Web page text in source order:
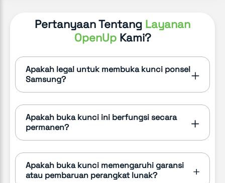
Pertanyaan Tentang Layanan
OpenUpKami?
Apakah legal untuk membuka kunci ponsel
Samsung?
Apakah buka kunci ini berfungsi secara
permanen?
Apakah buka kunci memengaruhi garansi
atau pembaruan perangkat lunak?